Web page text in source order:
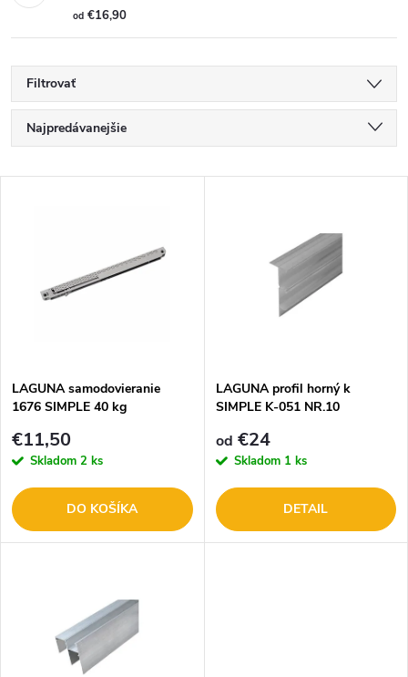
od €16,90
Filtrovať
R
a
e
p
r
o
Najpredávanejšie
s
p
r
o
LAGUNA samodovieranie
1676 SIMPLE 40 kg
€11,50
Skladom 2 ks
DO KOŠÍKA
LAGUNA profil horný k
SIMPLE K-051 NR.10
od €24
Skladom 1 ks
DETAIL